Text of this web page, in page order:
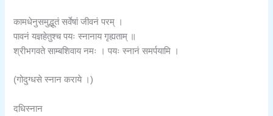
कामधेनुसमुद्भूतं सर्वेषां जीवनं परम् ।
पावनं यज्ञहेतुश्च पयः स्नानाय गृह्यताम् ॥
श्रीभगवते साम्बशिवाय नमः । पयः स्नानं समर्पयामि ।
(गोदुग्धसे स्नान कराये ।)
दधिस्नान